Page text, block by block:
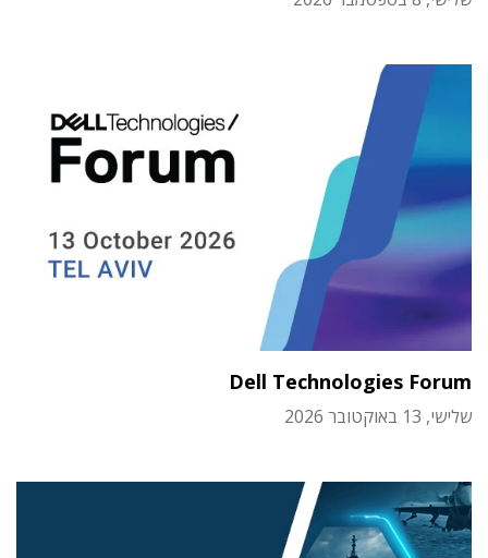
Dell Technologies Forum
שלישי, 13 באוקטובר 2026